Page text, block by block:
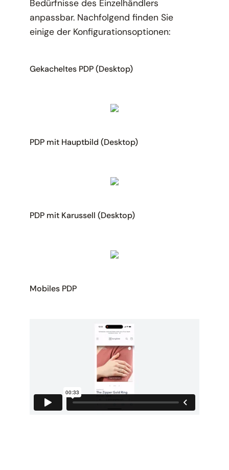
Bedürfnisse des Einzelhändlers
anpassbar. Nachfolgend finden Sie
einige der Konfigurationsoptionen:
Gekacheltes PDP (Desktop)
PDP mit Hauptbild (Desktop)
PDP mit Karussell (Desktop)
Mobiles PDP